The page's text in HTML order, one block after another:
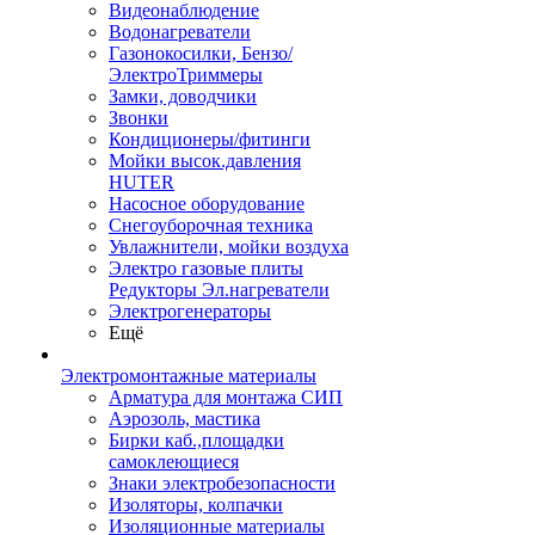
Видеонаблюдение
Водонагреватели
Газонокосилки, Бензо/
ЭлектроТриммеры
Замки, доводчики
Звонки
Кондиционеры/фитинги
Мойки высок.давления
HUTER
Насосное оборудование
Снегоуборочная техника
Увлажнители, мойки воздуха
Электро газовые плиты
Редукторы Эл.нагреватели
Электрогенераторы
Ещё
Электромонтажные материалы
Арматура для монтажа СИП
Аэрозоль, мастика
Бирки каб.,площадки
самоклеющиеся
Знаки электробезопасности
Изоляторы, колпачки
Изоляционные материалы